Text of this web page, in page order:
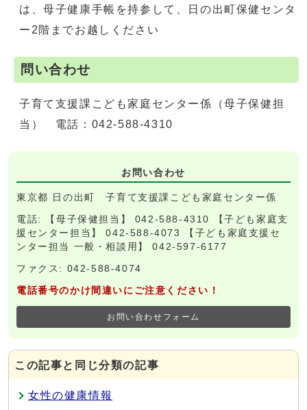
は、母子健康手帳を持参して、日の出町保健センタ
ー2階までお越しください
問い合わせ
子育て支援課こども家庭センター係（母子保健担
当） 電話：042-588-4310
お問い合わせ
東京都 日の出町 子育て支援課こども家庭センター係
電話: 【母子保健担当】 042-588-4310 【子ども家庭支
援センター担当】 042-588-4073 【子ども家庭支援セ
ンター担当 一般・相談用】 042-597-6177
ファクス: 042-588-4074
電話番号のかけ間違いにご注意ください！
お問い合わせフォーム
この記事と同じ分類の記事
女性の健康情報